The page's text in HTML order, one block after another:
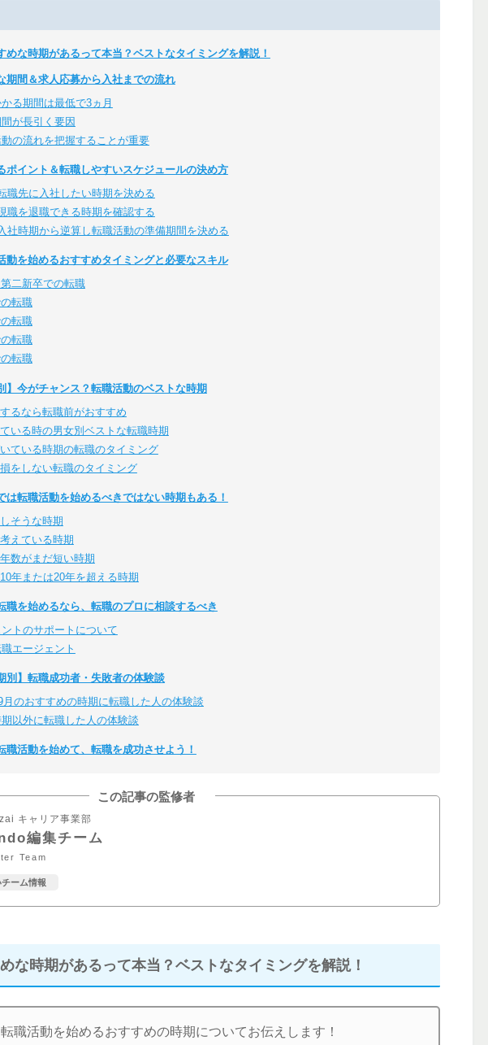
めな時期があるって本当？ベストなタイミングを解説！
期間＆求人応募から入社までの流れ
る期間は最低で3ヵ月
が長引く要因
の流れを把握することが重要
ポイント＆転職しやすいスケジュールの決め方
職先に入社したい時期を決める
職を退職できる時期を確認する
社時期から逆算し転職活動の準備期間を決める
動を始めるおすすめタイミングと必要なスキル
二新卒での転職
転職
転職
転職
転職
】今がチャンス？転職活動のベストな時期
るなら転職前がおすすめ
いる時の男女別ベストな転職時期
ている時期の転職のタイミング
をしない転職のタイミング
は転職活動を始めるべきではない時期もある！
そうな時期
えている時期
数がまだ短い時期
年または20年を超える時期
職を始めるなら、転職のプロに相談するべき
トのサポートについて
エージェント
別】転職成功者・失敗者の体験談
月のおすすめの時期に転職した人の体験談
以外に転職した人の体験談
職活動を始めて、転職を成功させよう！
この記事の監修者
キャリア事業部
編集チーム
Team
ーム情報
な時期があるって本当？ベストなタイミングを解説！
職活動を始めるおすすめの時期についてお伝えします！